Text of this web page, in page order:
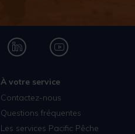
À votre service
Contactez-nous
Questions fréquentes
Les services Pacific Pêche